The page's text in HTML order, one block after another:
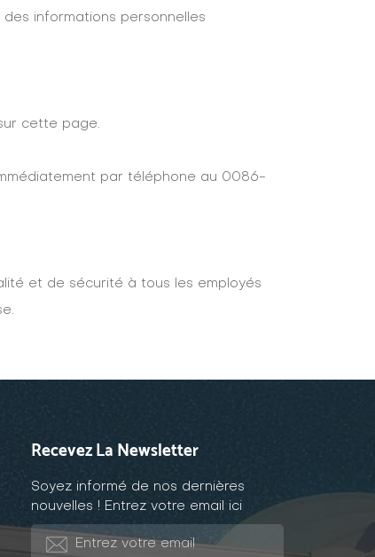
informations personnelles
cette page.
par téléphone au 0086-
et de sécurité à tous les employés
Recevez La Newsletter
Soyez informé de nos dernières
nouvelles ! Entrez votre email ici